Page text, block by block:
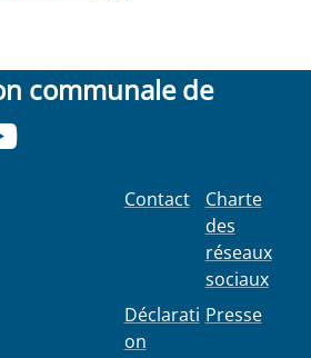
communale de
Contact
Déclarati
on
Charte
des
réseaux
sociaux
Presse